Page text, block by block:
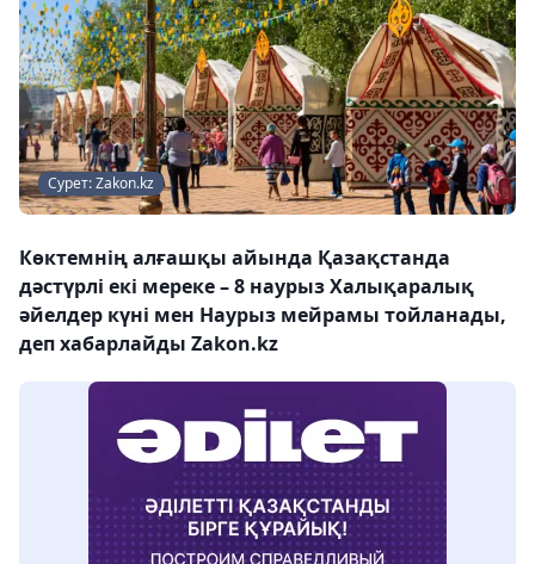
Сурет: Zakon.kz
Көктемнің алғашқы айында Қазақстанда
дәстүрлі екі мереке – 8 наурыз Халықаралық
әйелдер күні мен Наурыз мейрамы тойланады,
деп хабарлайды Zakon.kz